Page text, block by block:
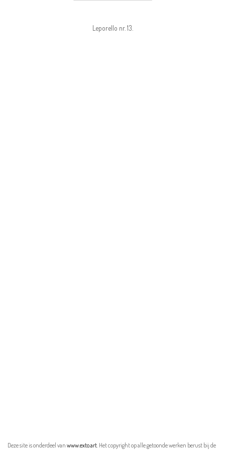
Leporello nr. 13.
Deze site is onderdeel van www.exto.art. Het copyright op alle getoonde werken berust bij de